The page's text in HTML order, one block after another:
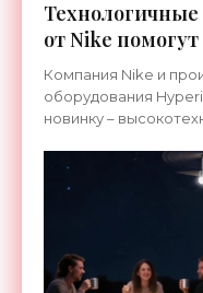
от Nike
ноги после
Компания Nike и
оборудования
новинку –